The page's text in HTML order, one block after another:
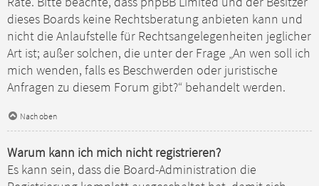
dieses Boards keine Rechtsberatung anbieten kann und
nicht die Anlaufstelle für Rechtsangelegenheiten jeglicher
Art ist; außer solchen, die unter der Frage „An wen soll ich
mich wenden, falls es Beschwerden oder juristische
Anfragen zu diesem Forum gibt?“ behandelt werden.
Nach oben
Warum kann ich mich nicht registrieren?
Es kann sein, dass die Board-Administration die